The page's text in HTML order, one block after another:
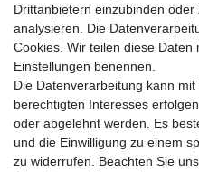
Wir liefern mit
14 Tage
Drittanbietern einzubinden
analysieren. Die
Cookies. Wir teilen diese Daten
Einstellungen benennen.
Die Datenverarbeitung kann
berechtigten Interesses
oder abgelehnt werden. Es
und die Einwilligung zu einem
zu widerrufen. Beachten Sie